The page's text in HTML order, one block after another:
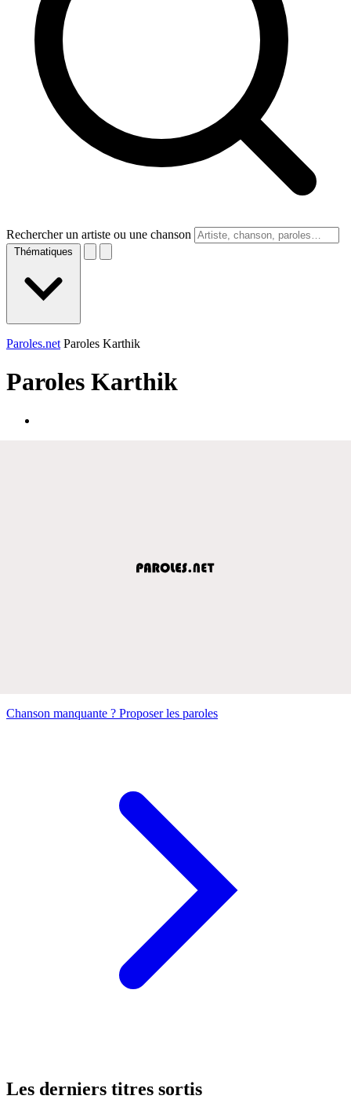
Rechercher un artiste ou une chanson
Thématiques
Paroles.net Paroles Karthik
Paroles Karthik
Chanson manquante ? Proposer les paroles
Les derniers titres sortis